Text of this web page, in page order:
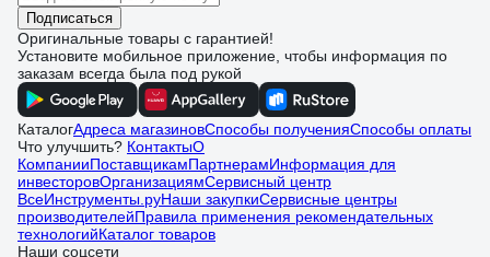
Подписаться
Оригинальные товары с гарантией!
Установите мобильное приложение, чтобы информация по
заказам всегда была под рукой
КаталогАдреса магазиновСпособы полученияСпособы оплаты
Что улучшить? КонтактыО
КомпанииПоставщикамПартнерамИнформация для
инвесторовОрганизациямСервисный центр
ВсеИнструменты.руНаши закупкиСервисные центры
производителейПравила применения рекомендательных
технологийКаталог товаров
Наши соцсети